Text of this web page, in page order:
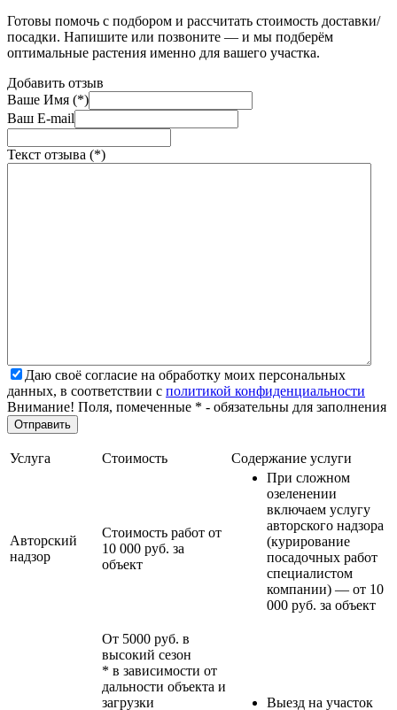
Готовы помочь с подбором и рассчитать стоимость доставки/
посадки. Напишите или позвоните — и мы подберём
оптимальные растения именно для вашего участка.
Добавить отзыв
Ваше Имя (*)
Ваш E-mail
Текст отзыва (*)
Даю своё согласие на обработку моих персональных
данных, в соответствии с политикой конфиденциальности
Внимание! Поля, помеченные * - обязательны для заполнения
Услуга Стоимость Содержание услуги
Авторский
надзор
Стоимость работ от
10 000 руб. за
объект
При сложном
озеленении
включаем услугу
авторского надзора
(курирование
посадочных работ
специалистом
компании) — от 10
000 руб. за объект
От 5000 руб. в
высокий сезон
* в зависимости от
дальности объекта и
загрузки
Выезд на участок